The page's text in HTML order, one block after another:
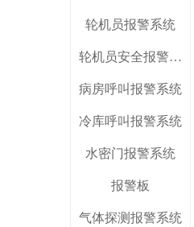
轮机员报警系统
轮机员安全报警系统
病房呼叫报警系统
冷库呼叫报警系统
水密门报警系统
报警板
气体探测报警系统